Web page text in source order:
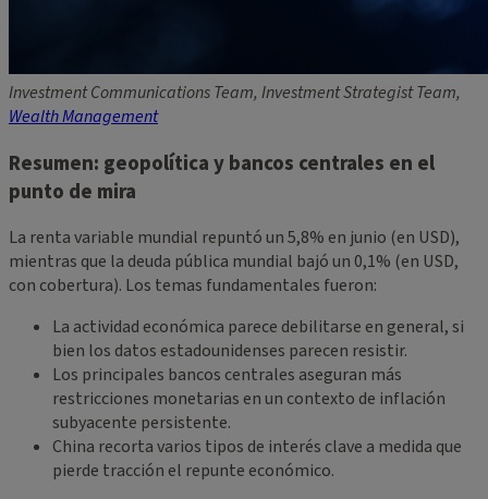
Investment Communications Team, Investment Strategist Team,
Wealth Management
Resumen: geopolítica y bancos centrales en el
punto de mira
La renta variable mundial repuntó un 5,8% en junio (en USD),
mientras que la deuda pública mundial bajó un 0,1% (en USD,
con cobertura). Los temas fundamentales fueron:
La actividad económica parece debilitarse en general, si
bien los datos estadounidenses parecen resistir.
Los principales bancos centrales aseguran más
restricciones monetarias en un contexto de inflación
subyacente persistente.
China recorta varios tipos de interés clave a medida que
pierde tracción el repunte económico.